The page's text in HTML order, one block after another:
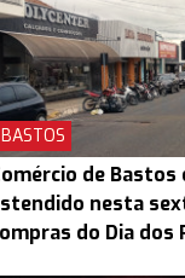
BASTOS
de
nesta
do Dia dos